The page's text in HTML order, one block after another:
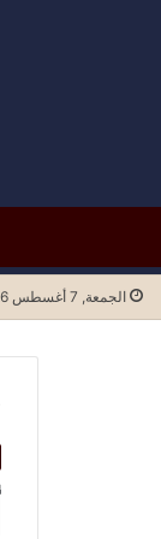
الجمعة, 7 أغسطس 2026